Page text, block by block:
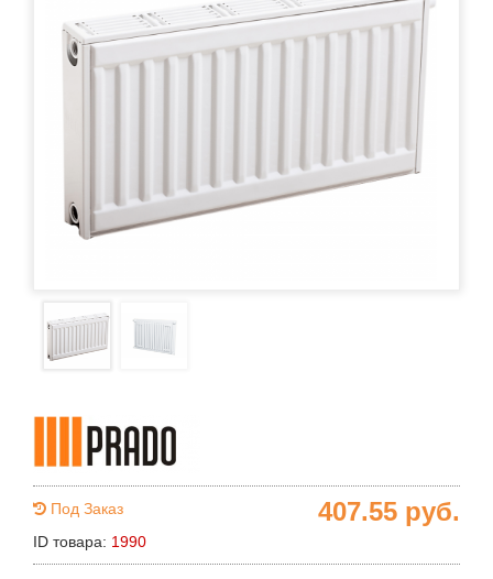
Под Заказ
ID товара: 1990
407.55 руб.